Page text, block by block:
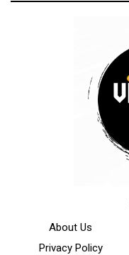
About Us
Privacy Policy